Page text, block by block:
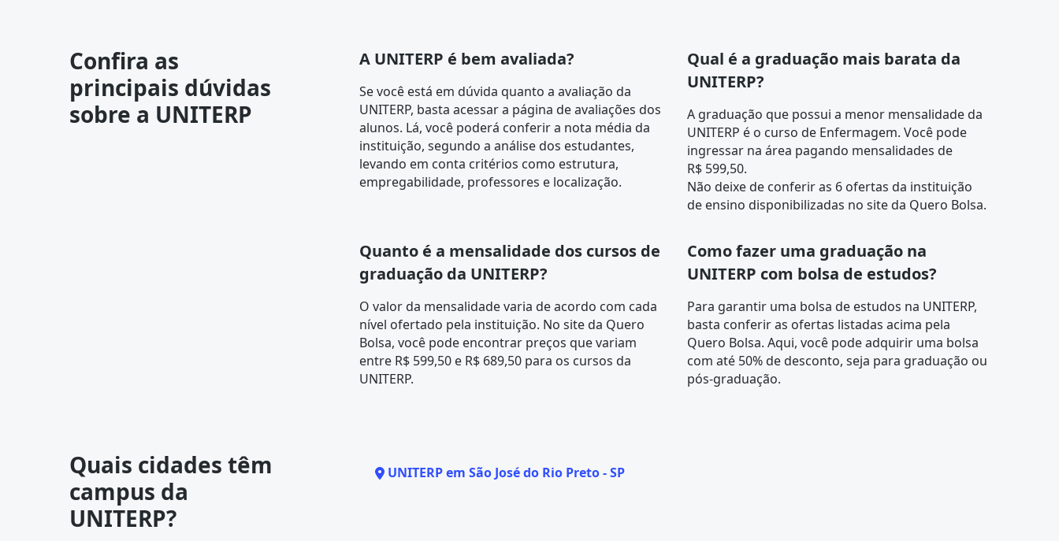
Confira as
principais dúvidas
sobre a UNITERP
A UNITERP é bem avaliada?
Se você está em dúvida quanto a avaliação da
UNITERP, basta acessar a página deavaliações dos
alunos. Lá, você poderá conferir a nota média da
instituição, segundo a análise dos estudantes,
levando em conta critérios como estrutura,
empregabilidade, professores e localização.
Qual é a graduação mais barata da
UNITERP?
A graduação que possui a menor mensalidade da
UNITERP é o curso de Enfermagem. Você pode
ingressar na área pagando mensalidades de
R$ 599,50.
Não deixe de conferir as 6 ofertas da instituição
de ensino disponibilizadas no site da Quero Bolsa.
Quanto é a mensalidade dos cursos de
graduação da UNITERP?
O valor da mensalidade varia de acordo com cada
nível ofertado pela instituição. No site da Quero
Bolsa, você pode encontrar preços que variam
entre R$ 599,50 e R$ 689,50 para os cursos da
UNITERP.
Como fazer uma graduação na
UNITERP com bolsa de estudos?
Para garantir uma bolsa de estudos na UNITERP,
basta conferir as ofertas listadas acima pela
Quero Bolsa. Aqui, você pode adquirir uma bolsa
com até 50% de desconto, seja para graduação ou
pós-graduação.
Quais cidades têm
campus da
UNITERP?
UNITERP em São José do Rio Preto - SP